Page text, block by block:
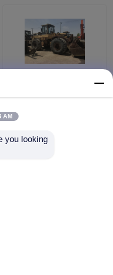
L'originale del Giappone
CAT 3306 dei
caricatori 966F del
AM
you looking